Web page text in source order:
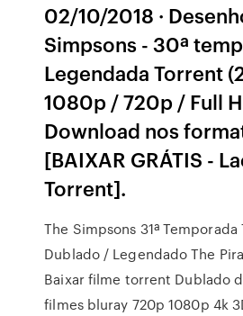
02/10/2018 ·
Simpsons - 30ª
Legendada Torrent
1080p / 720p / Full
Download nos
[BAIXAR GRÁTIS -
Torrent].
The Simpsons 31ª Temporada
Dublado / Legendado The
Baixar filme torrent Dublado
filmes bluray 720p 1080p 4k